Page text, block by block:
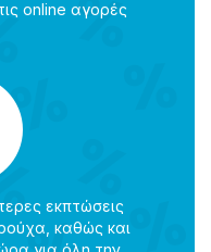
online αγορές
εκπτώσεις
καθώς και